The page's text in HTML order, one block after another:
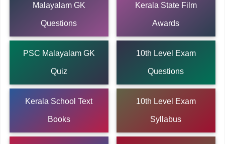
Malayalam GK
Questions
Kerala State Film
Awards
PSC Malayalam GK
Quiz
10th Level Exam
Questions
Kerala School Text
Books
10th Level Exam
Syllabus